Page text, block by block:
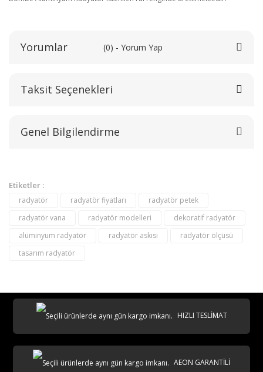
Yorumlar (0) - Yorum Yap
Bu ürüne ilk yorumu siz yapın!
Yorum Yaz
Taksit Seçenekleri
Genel Bilgilendirme
Etiketler :
radyatör radyatör fiyatları
radyatör petek
radyatör vana
radyatör modelleri
dekoratif radyatör
alüminyum radyatör
radyatör askısı
radyatör ölçüsü
tasarım radyatör
HIZLI TESLİMAT
AEON GARANTİLİ